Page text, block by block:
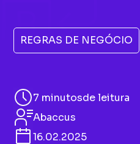
REGRAS DE NEGÓCIO
7 minutosde leitura
Abaccus
16.02.2025